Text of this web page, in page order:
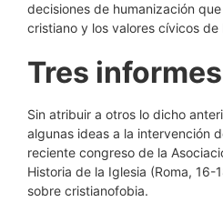
decisiones de humanización
cristiano y los valores cívicos de
Tres informes
Sin atribuir a otros lo dicho
algunas ideas a la intervención
reciente congreso de la
Historia de la Iglesia (Roma, 16-
sobre cristianofobia.